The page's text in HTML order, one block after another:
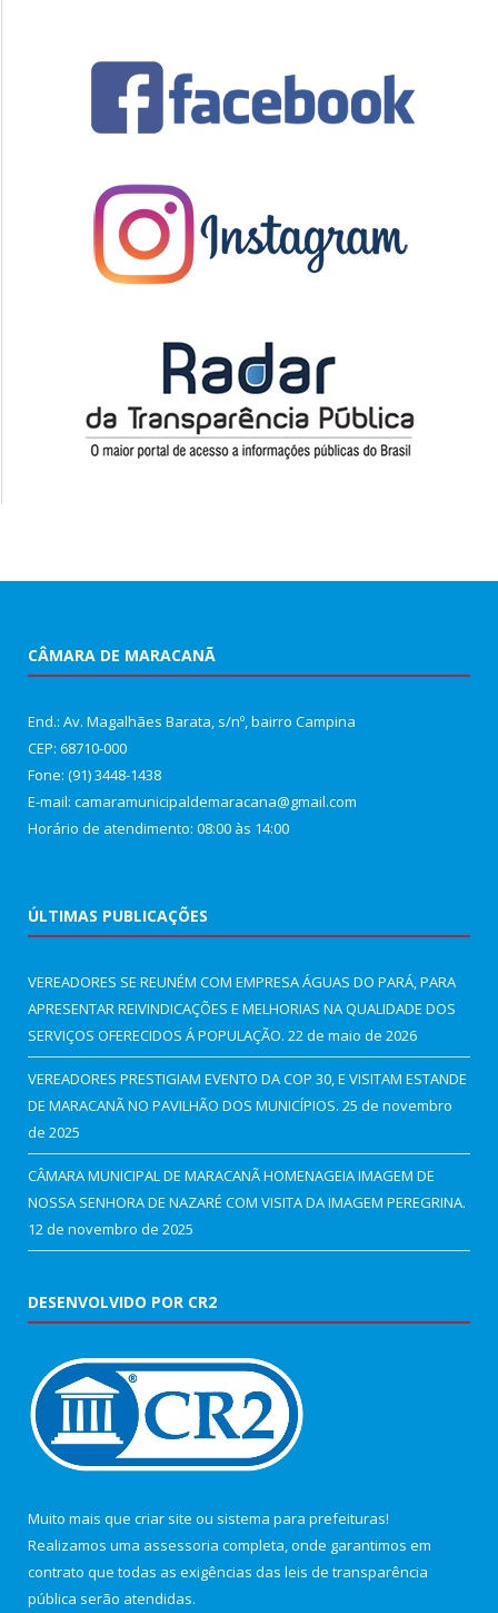
CÂMARA DE MARACANÃ
End.: Av. Magalhães Barata, s/nº, bairro Campina
CEP: 68710-000
Fone: (91) 3448-1438
E-mail: camaramunicipaldemaracana@gmail.com
Horário de atendimento: 08:00 às 14:00
ÚLTIMAS PUBLICAÇÕES
VEREADORES SE REUNÉM COM EMPRESA ÁGUAS DO PARÁ, PARA
APRESENTAR REIVINDICAÇÕES E MELHORIAS NA QUALIDADE DOS
SERVIÇOS OFERECIDOS Á POPULAÇÃO. 22 de maio de 2026
VEREADORES PRESTIGIAM EVENTO DA COP 30, E VISITAM ESTANDE
DE MARACANÃ NO PAVILHÃO DOS MUNICÍPIOS. 25 de novembro
de 2025
CÂMARA MUNICIPAL DE MARACANÃ HOMENAGEIA IMAGEM DE
NOSSA SENHORA DE NAZARÉ COM VISITA DA IMAGEM PEREGRINA.
12 de novembro de 2025
DESENVOLVIDO POR CR2
Muito mais que criar site ou sistema para prefeituras!
Realizamos uma assessoria completa, onde garantimos em
contrato que todas as exigências das leis de transparência
pública serão atendidas.